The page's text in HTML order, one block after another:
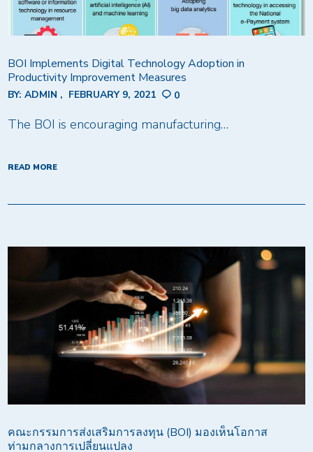
BOI Implements Digital Technology Adoption in
Productivity Improvement Measures
BY:ADMIN FEBRUARY 9, 2021 0
The BOI is encouraging manufacturing…
READ MORE
คณะกรรมการส่งเสริมการลงทุน (BOI) มองเห็นโอกาส
ท่ามกลางการเปลี่ยนแปลง